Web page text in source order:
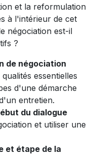
et la reformulation
à l'intérieur de cet
négociation est-il
?
de négociation
essentielles
d'une démarche
entretien.
du dialogue
et utiliser une
et étape de la